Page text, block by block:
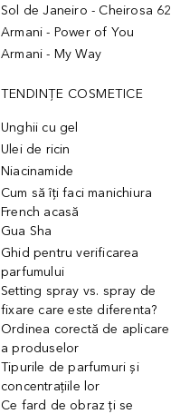
Sol de Janeiro - Cheirosa 62
Armani - Power of You
Armani - My Way
TENDINȚE COSMETICE
Unghii cu gel
Ulei de ricin
Niacinamide
Cum să îți faci manichiura
French acasă
Gua Sha
Ghid pentru verificarea
parfumului
Setting spray vs. spray de
fixare care este diferenta?
Ordinea corectă de aplicare
a produselor
Tipurile de parfumuri și
concentrațiile lor
Ce fard de obraz ți se